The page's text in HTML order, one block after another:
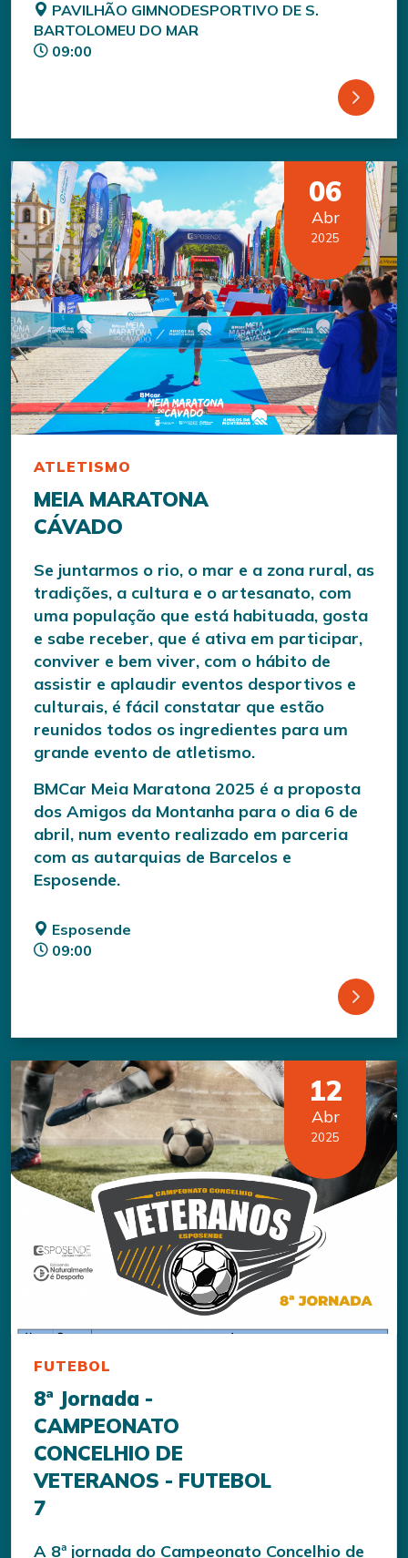
PAVILHÃO GIMNODESPORTIVO DE S.
BARTOLOMEU DO MAR
09:00
06
Abr
2025
ATLETISMO
MEIA MARATONA
CÁVADO
Se juntarmos o rio, o mar e a zona rural, as
tradições, a cultura e o artesanato, com
uma população que está habituada, gosta
e sabe receber, que é ativa em participar,
conviver e bem viver, com o hábito de
assistir e aplaudir eventos desportivos e
culturais, é fácil constatar que estão
reunidos todos os ingredientes para um
grande evento de atletismo.
BMCar Meia Maratona 2025 é a proposta
dos Amigos da Montanha para o dia 6 de
abril, num evento realizado em parceria
com as autarquias de Barcelos e
Esposende.
Esposende
09:00
12
Abr
2025
FUTEBOL
8ª Jornada -
CAMPEONATO
CONCELHIO DE
VETERANOS - FUTEBOL
7
A 8ª jornada do Campeonato Concelhio de